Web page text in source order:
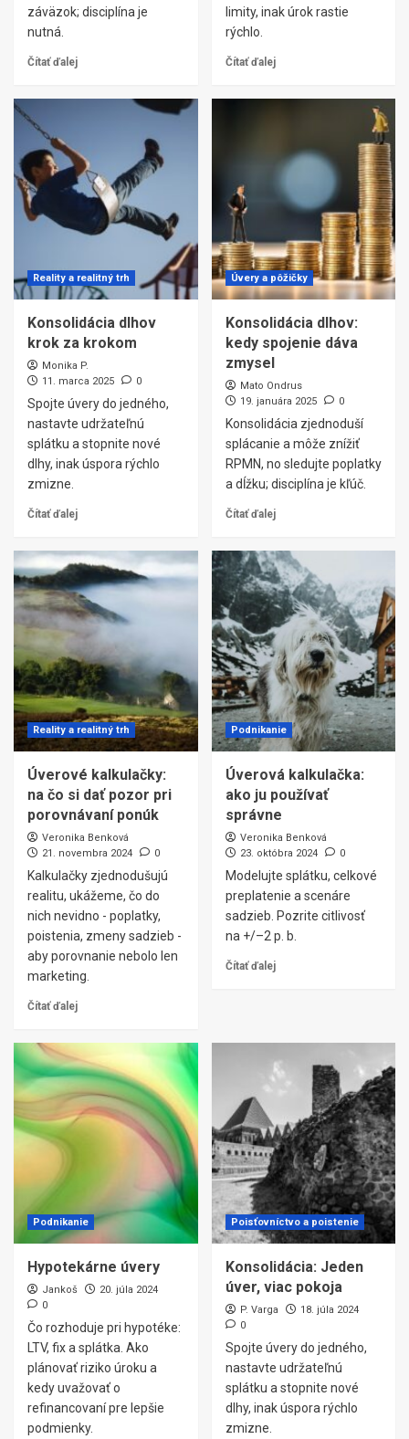
záväzok; disciplína je
nutná.
Čítať ďalej
limity, inak úrok rastie
rýchlo.
Čítať ďalej
Reality a realitný trh
Konsolidácia dlhov
krok za krokom
Monika P.
11. marca 2025
0
Spojte úvery do jedného,
nastavte udržateľnú
splátku a stopnite nové
dlhy, inak úspora rýchlo
zmizne.
Čítať ďalej
Úvery a pôžičky
Konsolidácia dlhov:
kedy spojenie dáva
zmysel
Mato Ondrus
19. januára 2025
0
Konsolidácia zjednoduší
splácanie a môže znížiť
RPMN, no sledujte poplatky
a dĺžku; disciplína je kľúč.
Čítať ďalej
Reality a realitný trh
Úverové kalkulačky:
na čo si dať pozor pri
porovnávaní ponúk
Veronika Benková
21. novembra 2024
0
Kalkulačky zjednodušujú
realitu, ukážeme, čo do
nich nevidno - poplatky,
poistenia, zmeny sadzieb -
aby porovnanie nebolo len
marketing.
Čítať ďalej
Podnikanie
Úverová kalkulačka:
ako ju používať
správne
Veronika Benková
23. októbra 2024
0
Modelujte splátku, celkové
preplatenie a scenáre
sadzieb. Pozrite citlivosť
na +/–2 p. b.
Čítať ďalej
Podnikanie
Hypotekárne úvery
Jankoš
20. júla 2024
0
Čo rozhoduje pri hypotéke:
LTV, fix a splátka. Ako
plánovať riziko úroku a
kedy uvažovať o
refinancovaní pre lepšie
podmienky.
Poisťovníctvo a poistenie
Konsolidácia: Jeden
úver, viac pokoja
P. Varga
18. júla 2024
0
Spojte úvery do jedného,
nastavte udržateľnú
splátku a stopnite nové
dlhy, inak úspora rýchlo
zmizne.